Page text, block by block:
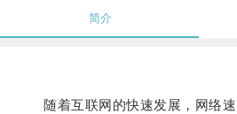
简介
随着互联网的快速发展，网络速